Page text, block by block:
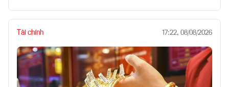
Tài chính 17:22, 08/08/2026